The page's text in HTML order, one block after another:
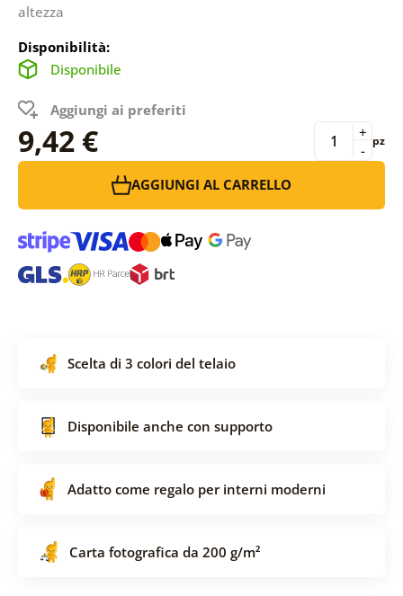
altezza
Disponibilità:
Disponibile
Aggiungi ai preferiti
9,42 € -
+ pz
AGGIUNGI AL CARRELLO
Scelta di 3 colori del telaio
Disponibile anche con supporto
Adatto come regalo per interni moderni
Carta fotografica da 200 g/m²